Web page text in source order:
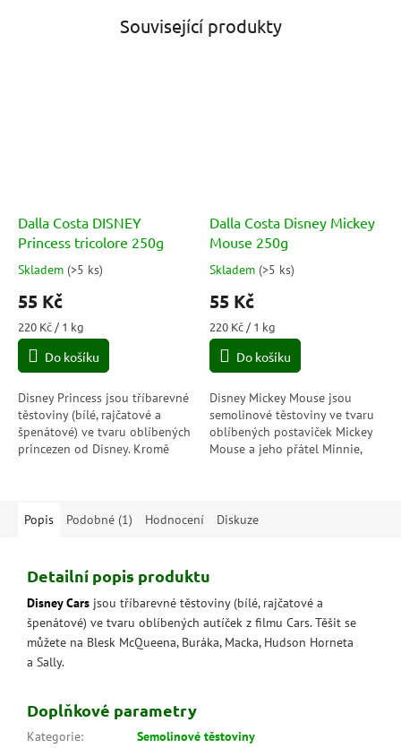
Související produkty
Dalla Costa DISNEY
Princess tricolore 250g
Průměrné
hodnocení
produktu
je
5,0
5
hvězdiček.
Skladem (>5 ks)
55 Kč
Měrná
cena:
220 Kč / 1 kg
Do košíku
Disney Princess jsou tříbarevné
těstoviny (bílé, rajčatové a
špenátové) ve tvaru oblíbených
princezen od Disney. Kromě
Dalla Costa Disney Mickey
Mouse 250g
Průměrné
hodnocení
produktu
je
5,0
5
hvězdiček.
Skladem (>5 ks)
55 Kč
Měrná
cena:
220 Kč / 1 kg
Do košíku
Disney Mickey Mouse jsou
semolinové těstoviny ve tvaru
oblíbených postaviček Mickey
Mouse a jeho přátel Minnie,
Popis Podobné (1) Hodnocení Diskuze
Detailní popis produktu
Disney Cars jsou tříbarevné těstoviny (bílé, rajčatové a
špenátové) ve tvaru oblíbených autíček z filmu Cars. Těšit se
můžete na Blesk McQueena, Buráka, Macka, Hudson Horneta
a Sally.
Doplňkové parametry
Kategorie:
Semolinové těstoviny